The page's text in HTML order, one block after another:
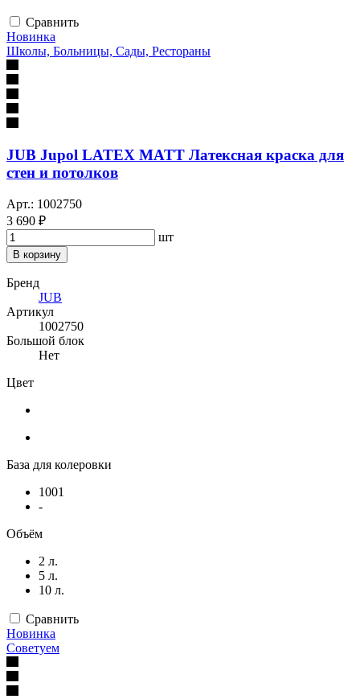
Сравнить
Новинка
Школы, Больницы, Сады, Рестораны
JUB Jupol LATEX MATT Латексная краска для
стен и потолков
Арт.: 1002750
3 690 ₽
шт
В корзину
Бренд
JUB
Артикул
1002750
Большой блок
Нет
Цвет
База для колеровки
1001
-
Объём
2 л.
5 л.
10 л.
Сравнить
Новинка
Советуем